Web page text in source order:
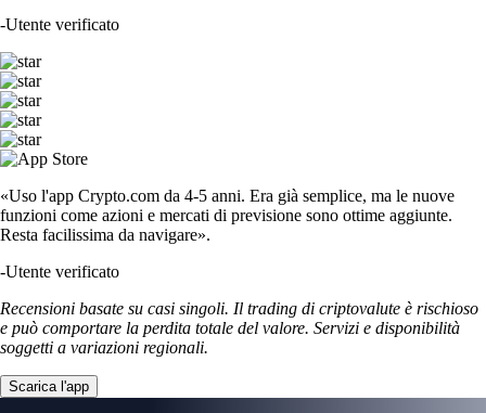
-Utente verificato
«Uso l'app Crypto.com da 4-5 anni. Era già semplice, ma le nuove
funzioni come azioni e mercati di previsione sono ottime aggiunte.
Resta facilissima da navigare».
-Utente verificato
Recensioni basate su casi singoli. Il trading di criptovalute è rischioso
e può comportare la perdita totale del valore. Servizi e disponibilità
soggetti a variazioni regionali.
Scarica l'app